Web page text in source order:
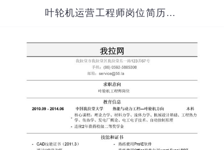
叶轮机运营工程师岗位简历模板